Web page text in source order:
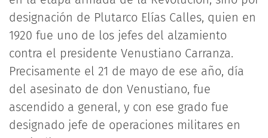
designación de Plutarco Elías Calles, quien en
1920 fue uno de los jefes del alzamiento
contra el presidente Venustiano Carranza.
Precisamente el 21 de mayo de ese año, día
del asesinato de don Venustiano, fue
ascendido a general, y con ese grado fue
designado jefe de operaciones militares en